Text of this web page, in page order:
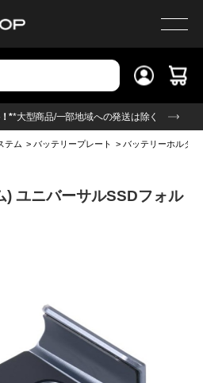
**大型商品/一部地域への発送は除く
テム >バッテリープレート >バッテリーホルダー
) ユニバーサルSSDフォル